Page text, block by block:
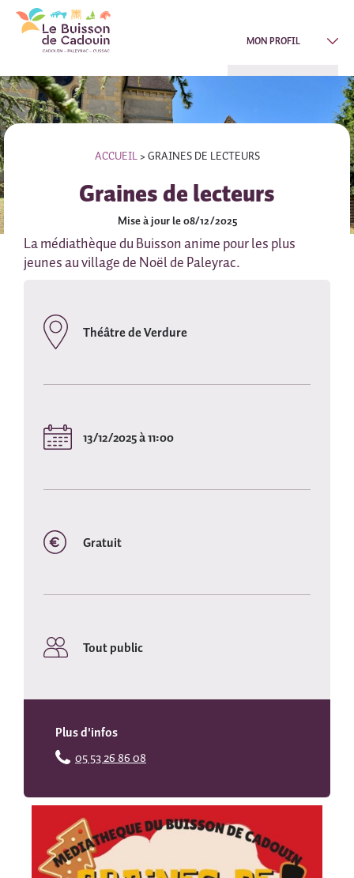
MON PROFIL
ACCUEIL> GRAINES DE LECTEURS
Graines de lecteurs
Mise à jour le 08/12/2025
La médiathèque du Buisson anime pour les plus
jeunes au village de Noël de Paleyrac.
Théâtre de Verdure
13/12/2025 à 11:00
Gratuit
Tout public
Plus d'infos
05 53 26 86 08